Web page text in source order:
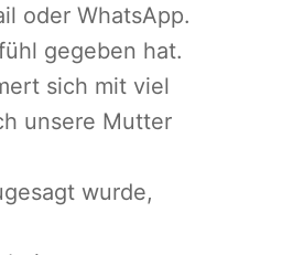
oder WhatsApp.
gegeben hat.
sich mit viel
unsere Mutter
wurde,